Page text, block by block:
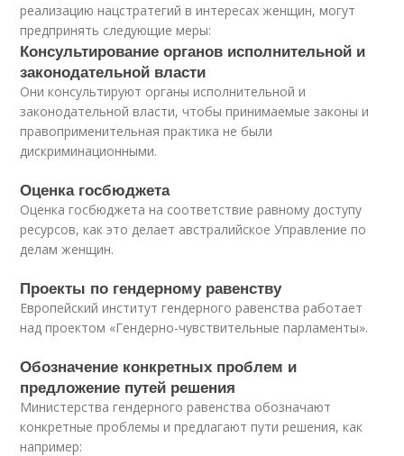
реализацию нацстратегий в интересах женщин, могут
предпринять следующие меры:
Консультирование органов исполнительной и
законодательной власти
Они консультируют органы исполнительной и
законодательной власти, чтобы принимаемые законы и
правоприменительная практика не были
дискриминационными.
Оценка госбюджета
Оценка госбюджета на соответствие равному доступу
ресурсов, как это делает австралийское Управление по
делам женщин.
Проекты по гендерному равенству
Европейский институт гендерного равенства работает
над проектом «Гендерно-чувствительные парламенты».
Обозначение конкретных проблем и
предложение путей решения
Министерства гендерного равенства обозначают
конкретные проблемы и предлагают пути решения, как
например: